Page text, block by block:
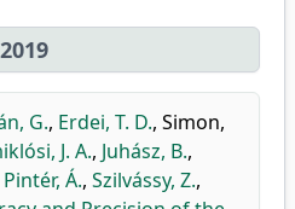
2019
G., Erdei, T. D., Simon,
J. A., Juhász, B.,
Pintér, Á., Szilvássy, Z.,